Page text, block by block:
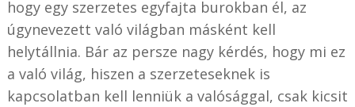
hogy egy szerzetes egyfajta burokban él, az
úgynevezett való világban másként kell
helytállnia. Bár az persze nagy kérdés, hogy mi ez
a való világ, hiszen a szerzeteseknek is
kapcsolatban kell lenniük a valósággal, csak kicsit